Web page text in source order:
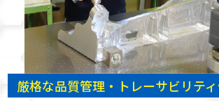
厳格な品質管理・トレーサビリテ